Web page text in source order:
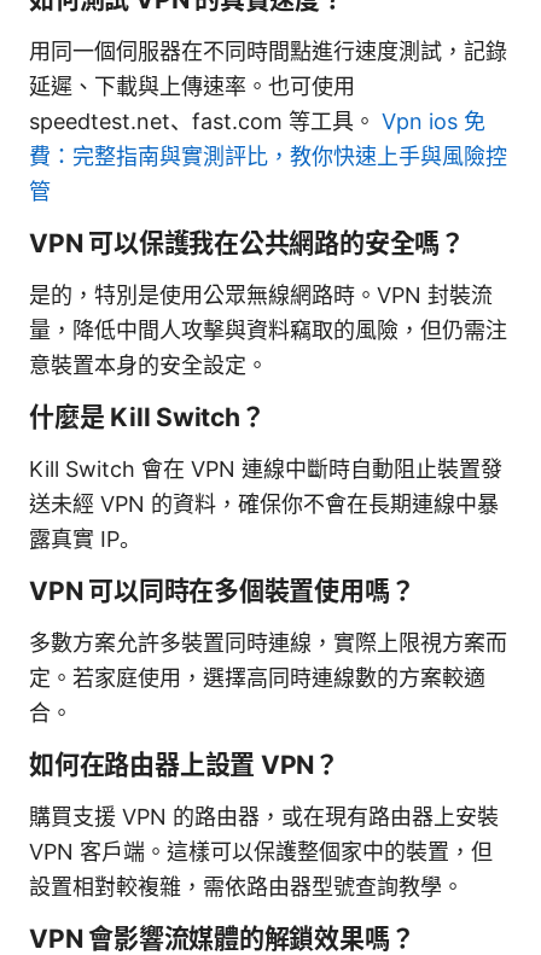
用同一個伺服器在不同時間點進行速度測試，記錄
延遲、下載與上傳速率。也可使用
speedtest.net、fast.com 等工具。 Vpn ios 免
費：完整指南與實測評比，教你快速上手與風險控
管
VPN 可以保護我在公共網路的安全嗎？
是的，特別是使用公眾無線網路時。VPN 封裝流
量，降低中間人攻擊與資料竊取的風險，但仍需注
意裝置本身的安全設定。
什麼是 Kill Switch？
Kill Switch 會在 VPN 連線中斷時自動阻止裝置發
送未經 VPN 的資料，確保你不會在長期連線中暴
露真實 IP。
VPN 可以同時在多個裝置使用嗎？
多數方案允許多裝置同時連線，實際上限視方案而
定。若家庭使用，選擇高同時連線數的方案較適
合。
如何在路由器上設置 VPN？
購買支援 VPN 的路由器，或在現有路由器上安裝
VPN 客戶端。這樣可以保護整個家中的裝置，但
設置相對較複雜，需依路由器型號查詢教學。
VPN 會影響流媒體的解鎖效果嗎？